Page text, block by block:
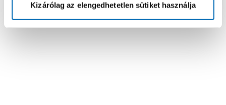
Kizárólag az elengedhetetlen sütiket használja